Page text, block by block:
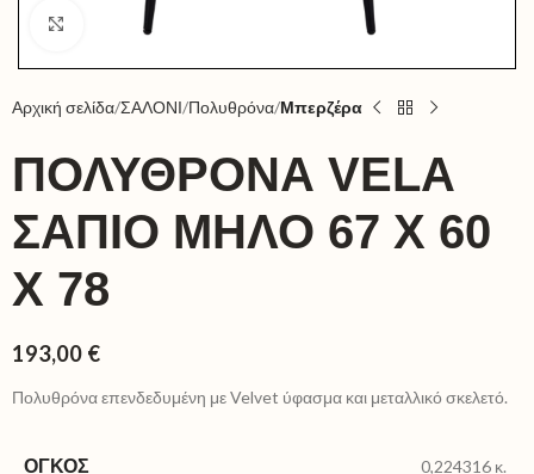
Click to enlarge
Αρχική σελίδα ΣΑΛΟΝΙ Πολυθρόνα Μπερζέρα
ΠΟΛΥΘΡΌΝΑ VELA
ΣΆΠΙΟ ΜΉΛΟ 67 X 60
X 78
193,00 €
Πολυθρόνα επενδεδυμένη με Velvet ύφασμα και μεταλλικό σκελετό.
ΌΓΚΟΣ 0,224316 κ.